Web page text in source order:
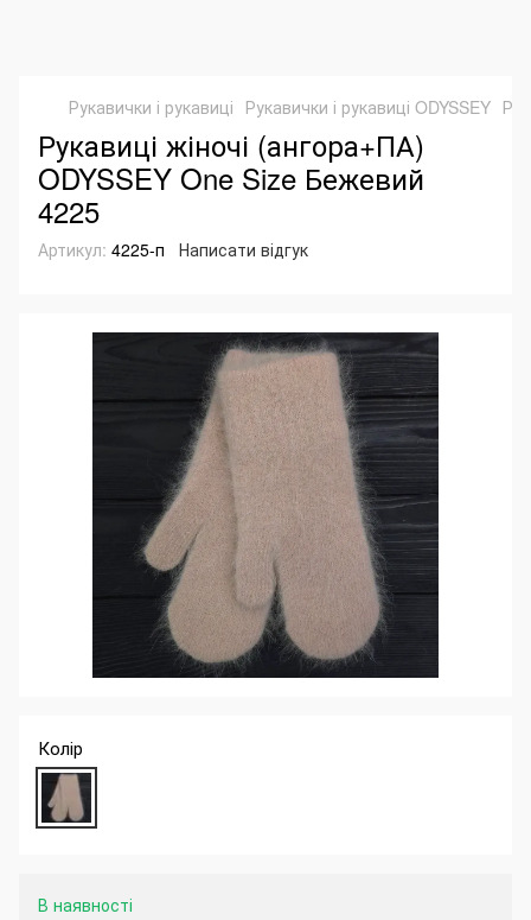
Рукавички і рукавиці Рукавички і рукавиці ODYSSEY
Рукавиці жіночі (ангора+ПА)
ODYSSEY One Size Бежевий
4225
Артикул: 4225-п Написати відгук
Колір
В наявності